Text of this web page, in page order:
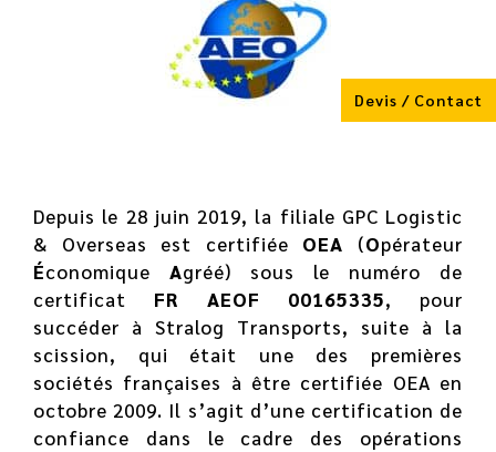
Devis / Contact
Depuis le 28 juin 2019, la filiale GPC Logistic
& Overseas est certifiée OEA (Opérateur
Économique Agréé) sous le numéro de
certificat FR AEOF 00165335, pour
succéder à Stralog Transports, suite à la
scission, qui était une des premières
sociétés françaises à être certifiée OEA en
octobre 2009. Il s’agit d’une certification de
confiance dans le cadre des opérations